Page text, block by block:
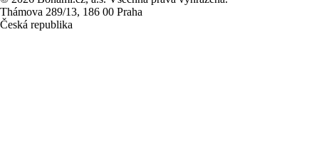
Thámova 289/13, 186 00 Praha
Česká republika